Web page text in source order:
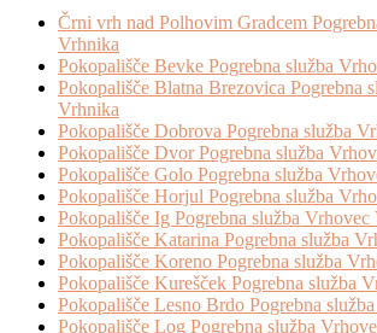
Črni vrh nad Polhovim Gradcem
Vrhnika
Pokopališče Bevke Pogrebna služba
Pokopališče Blatna Brezovica Pogrebna
Vrhnika
Pokopališče Dobrova Pogrebna služba
Pokopališče Dvor Pogrebna služba
Pokopališče Golo Pogrebna služba
Pokopališče Horjul Pogrebna služba
Pokopališče Ig Pogrebna služba Vrhovec
Pokopališče Katarina Pogrebna služba
Pokopališče Koreno Pogrebna služba
Pokopališče Kurešček Pogrebna služba
Pokopališče Lesno Brdo Pogrebna
Pokopališče Log Pogrebna služba